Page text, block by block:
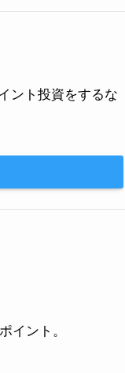
ント投資をするな
イント。